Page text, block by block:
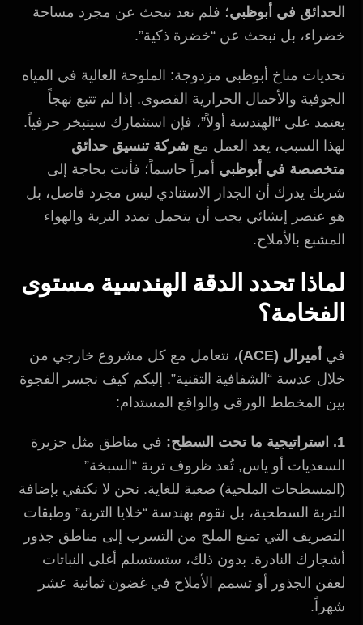
الحدائق في أبوظبي؛ فلم نعد نبحث عن مجرد مساحة
خضراء، بل نبحث عن “خضرة ذكية”.
تحديات مناخ أبوظبي مزدوجة: الملوحة العالية في المياه
الجوفية والأحمال الحرارية القصوى. إذا لم تتبع نهجاً
يعتمد على “الهندسة أولاً”، فإن استثمارك سيتبخر حرفياً.
لهذا السبب، يعد العمل مع شركة تنسيق حدائق
متخصصة في أبوظبي أمراً حاسماً؛ فأنت بحاجة إلى
شريك يدرك أن الجدار الاستنادي ليس مجرد فاصل، بل
هو عنصر إنشائي يجب أن يتحمل تمدد التربة والهواء
المشبع بالأملاح.
لماذا تحدد الدقة الهندسية مستوى
الفخامة؟
في أميرال (ACE)
، نتعامل مع كل مشروع خارجي من
خلال عدسة “الشفافية التقنية”. إليكم كيف نجسر الفجوة
بين المخطط الورقي والواقع المستدام:
1. استراتيجية ما تحت السطح:
في مناطق مثل جزيرة
السعديات أو ياس, تُعد ظروف تربة “السبخة”
(المسطحات الملحية) صعبة للغاية. نحن لا نكتفي بإضافة
التربة السطحية، بل نقوم بهندسة “خلايا التربة” وطبقات
التصريف التي تمنع الملح من التسرب إلى مناطق جذور
أشجارك النادرة. بدون ذلك، ستستسلم أغلى النباتات
لعفن الجذور أو تسمم الأملاح في غضون ثمانية عشر
شهراً.